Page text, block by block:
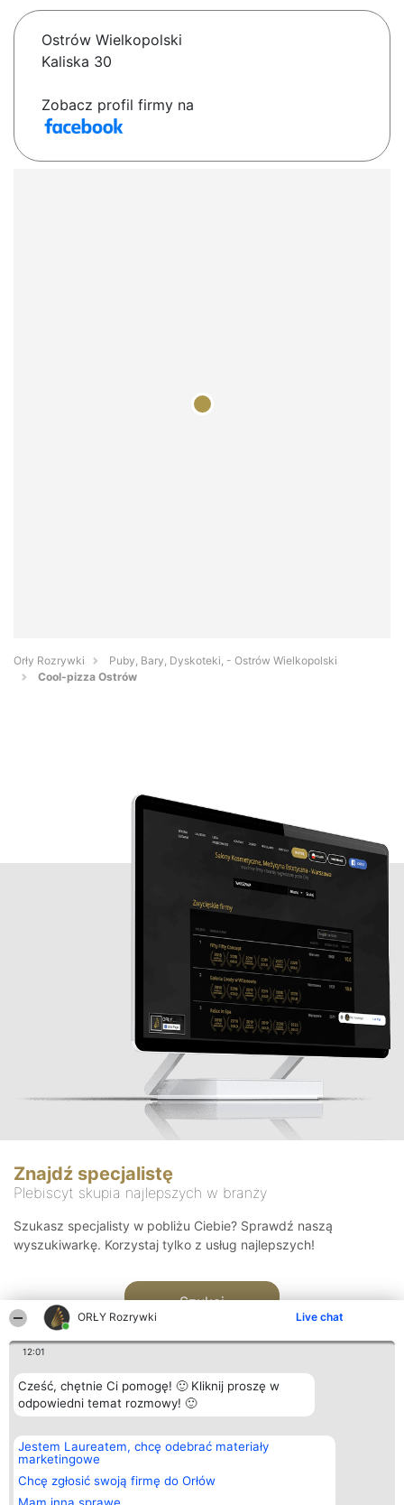
ORŁY Rozrywki Live chat
12:01
Cześć, chętnie Ci pomogę! 🙂 Kliknij proszę w
odpowiedni temat rozmowy! 🙂
Jestem Laureatem, chcę odebrać materiały
marketingowe
Chcę zgłosić swoją firmę do Orłów
Ostrów Wielkopolski
Kaliska 30
Zobacz profil firmy na
Orły Rozrywki
Puby, Bary, Dyskoteki, - Ostrów Wielkopolski
Cool-pizza Ostrów
Znajdź specjalistę
Plebiscyt skupia najlepszych w branży
Szukasz specjalisty w pobliżu Ciebie? Sprawdź naszą
wyszukiwarkę. Korzystaj tylko z usług najlepszych!
Szukaj
Organizator plebiscytu
Bright Side Solutions sp. z o.
o. sp. k.
ul. Ruska 22
Wrocław 50-079
KRS 0000749100 | Regon
Plebiscyt
Laureaci
wszystkich
Laureatów
Kontakt
Kontakt